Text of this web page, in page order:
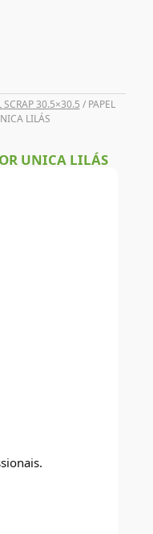
SCRAP 30.5×30.5 / PAPEL
LILÁS
UNICA LILÁS